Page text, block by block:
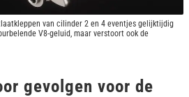
van cilinder 2 en 4 eventjes gelijktijdig
V8-geluid, maar verstoort ook de
gevolgen voor de